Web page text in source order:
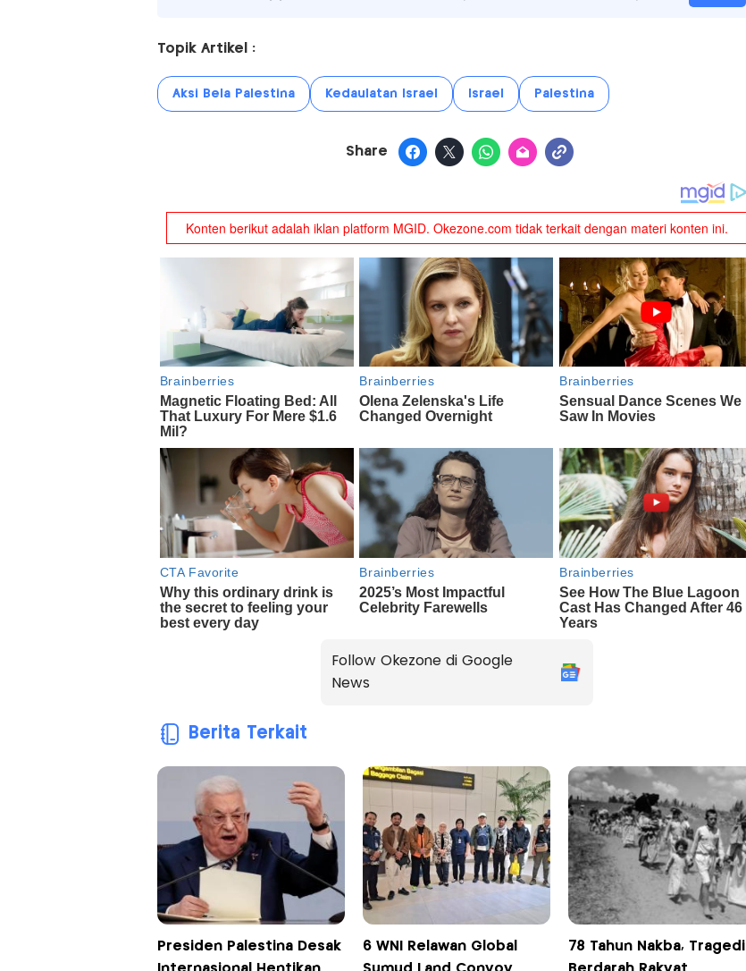
Topik Artikel :
Aksi Bela Palestina Kedaulatan Israel Israel Palestina
Share
Follow Okezone di Google
News
Berita Terkait
Presiden Palestina Desak
6 WNI Relawan Global
78 Tahun Nakba, Tragedi